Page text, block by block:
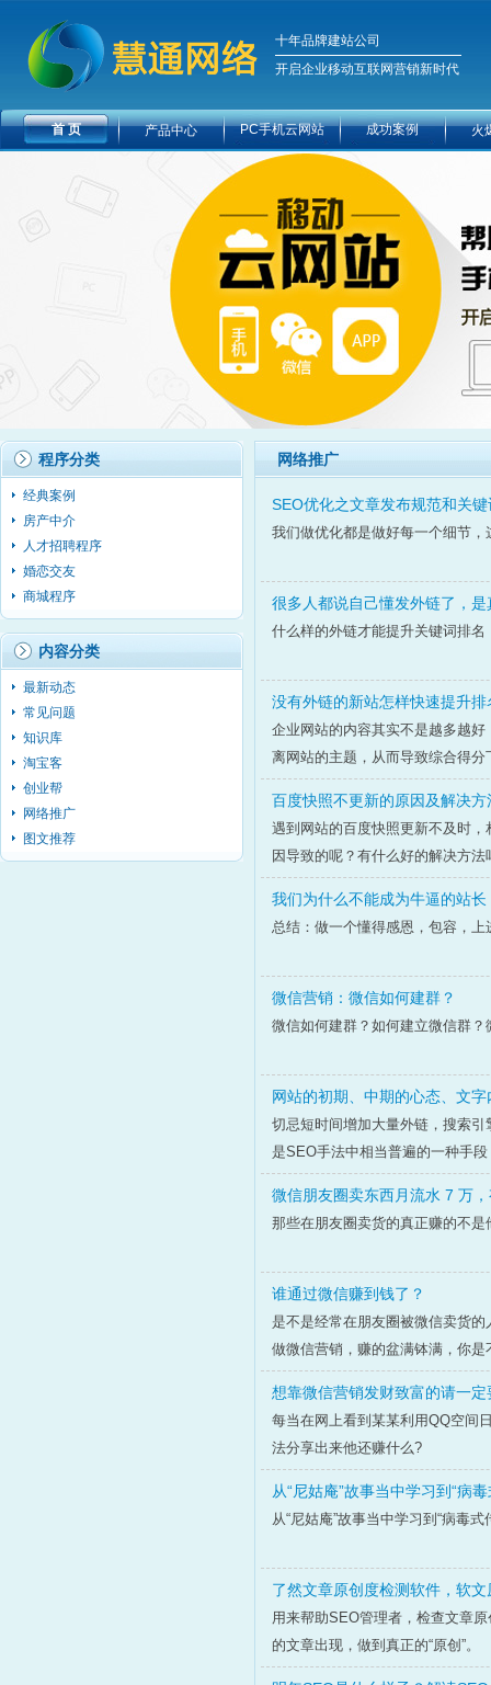
十年品牌建站公司
开启企业移动互联网营销新时代
首 页 产品中心 PC手机云网站 成功案例 火
程序分类
经典案例
房产中介
人才招聘程序
婚恋交友
商城程序
内容分类
最新动态
常见问题
知识库
淘宝客
创业帮
网络推广
图文推荐
网络推广
SEO优化之文章发布规范和关
我们做优化都是做好每一个细节
很多人都说自己懂发外链了，
什么样的外链才能提升关键词排名
没有外链的新站怎样快速提升排
企业网站的内容其实不是越多越
离网站的主题，从而导致综合得分
百度快照不更新的原因及解决方
遇到网站的百度快照更新不及时
因导致的呢？有什么好的解决方法
我们为什么不能成为牛逼的站长
总结：做一个懂得感恩，包容，
微信营销：微信如何建群？
微信如何建群？如何建立微信群？
网站的初期、中期的心态、文
切忌短时间增加大量外链，搜索
是SEO手法中相当普遍的一种手
微信朋友圈卖东西月流水 7 万
那些在朋友圈卖货的真正赚的不
谁通过微信赚到钱了？
是不是经常在朋友圈被微信卖货
做微信营销，赚的盆满钵满，你
想靠微信营销发财致富的请一
每当在网上看到某某利用QQ空间
法分享出来他还赚什么?
从“尼姑庵”故事当中学习到“病
从“尼姑庵”故事当中学习到“病毒式
了然文章原创度检测软件，软
用来帮助SEO管理者，检查文章
的文章出现，做到真正的“原创”。